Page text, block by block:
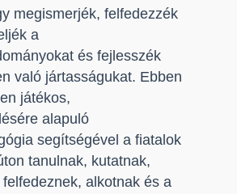
megismerjék, felfedezzék
a
és fejlesszék
való jártasságukat. Ebben
játékos,
alapuló
segítségével a fiatalok
tanulnak, kutatnak,
alkotnak és a